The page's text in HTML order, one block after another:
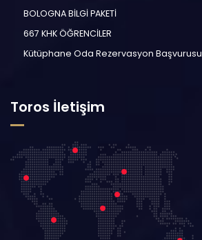
BOLOGNA BİLGİ PAKETİ
667 KHK ÖĞRENCİLER
Kütüphane Oda Rezervasyon Başvurusu
Toros İletişim